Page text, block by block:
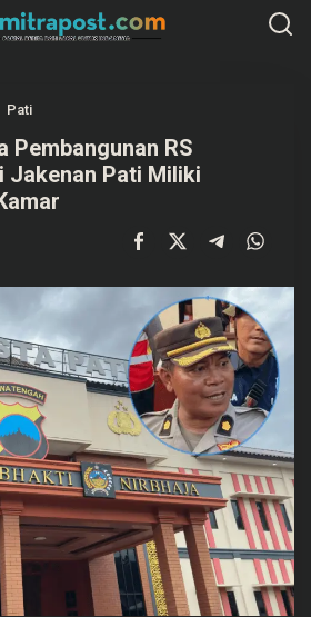
Pati
s
a
i
n
R
e
m
b
a
n
g
u
n
a
n
R
S
B
h
Pembangunan RS
Jakenan Pati Miliki